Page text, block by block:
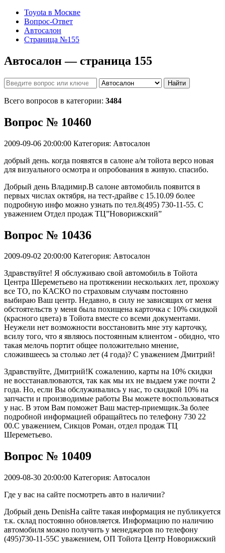
Toyota в Москве
Вопрос-Ответ
Автосалон
Страница №155
Автосалон — страница 155
Найти
Всего вопросов в категории: 3484
Вопрос № 10460
2009-09-06 20:00:00 Категория: Автосалон
добрый день. когда появятся в салоне а/м тойота версо новая
для визуального осмотра и опробования в живую. спасибо.
Добрый день Владимир.В салоне автомобиль появится в
первых числах октября, на тест-драйве с 15.10.09 более
подробную инфо можно узнать по тел.8(495) 730-11-55. С
уважением Отдел продаж ТЦ”Новорижский”
Вопрос № 10436
2009-09-02 20:00:00 Категория: Автосалон
Здравствуйте! Я обслуживаю свой автомобиль в Тойота
Центра Шереметьево на протяжении нескольких лет, прохожу
все ТО, по КАСКО по страховым случаям постоянно
выбираю Ваш центр. Недавно, в силу не зависящих от меня
обстоятельств у меня была похищена карточка с 10% скидкой
(красного цвета) в Тойота вместе со всеми документами.
Неужели нет возможности восстановить мне эту карточку,
всилу того, что я являюсь постоянным клиентом - обидно, что
такая мелочь портит общее положительно мнение,
сложившеесь за столько лет (4 года)? С уважением Дмитрий!
Здравствуйте, Дмитрий!К сожалению, карты на 10% скидки
не восстанавлюваются, так как мы их не выдаем уже почти 2
года. Но, если Вы обслуживались у нас, то скидкой 10% на
запчасти и производимые работы Вы можете воспользоваться
у нас. В этом Вам поможет Ваш мастер-приемщик.За более
подробной информацией обращайтесь по телефону 730 22
00.С уважением, Сикцов Роман, отдел продаж ТЦ
Шереметьево.
Вопрос № 10409
2009-08-30 20:00:00 Категория: Автосалон
Где у вас на сайте посмотреть авто в наличии?
Добрый день DenisНа сайте такая информация не публикуется
т.к. склад постоянно обновляется. Информацию по наличию
автомобиля можно получить у менеджеров по телефону
(495)730-11-55С уважением, ОП Тойота Центр Новорижский